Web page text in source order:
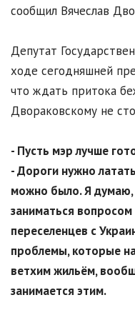
сообщил Вячеслав
Депутат
ходе сегодняшней
что ждать притока
Двораковскому не
- Пусть мэр лучше
- Дороги нужно
можно было. Я думаю,
заниматься
переселенцев с
проблемы, которые
ветхим жильём,
занимается этим.